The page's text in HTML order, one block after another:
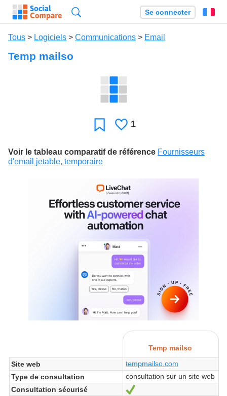
Se connecter
Tous > Logiciels > Communications > Email
Temp mailso
Favori J'aime
1
Voir le tableau comparatif de référence Fournisseurs
d'email jetable, temporaire
Temp mailso
Site web
tempmailso.com
Type de consultation
consultation sur un site web
Consultation sécurisé